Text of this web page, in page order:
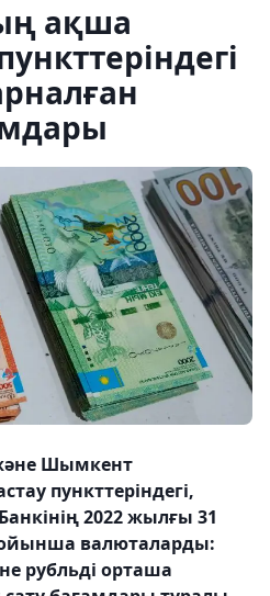
ақша
Шымкент
пункттеріндегі,
2022 жылғы 31
валюталарды:
рубльді орташа